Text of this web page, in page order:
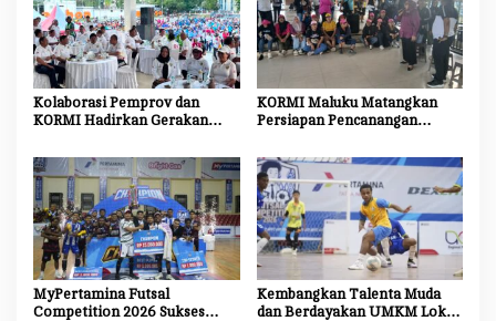
Kolaborasi Pemprov dan
KORMI Hadirkan Gerakan
HUT ke-81 RI dan HUT ke-81
Provinsi Maluku
KORMI Maluku Matangkan
Persiapan Pencanangan
RI ke-81 dan HUT Provinsi
Maluku ke-81
MyPertamina Futsal
Competition 2026 Sukses
Kembangkan Talenta Muda
dan Berdayakan UMKM Lokal